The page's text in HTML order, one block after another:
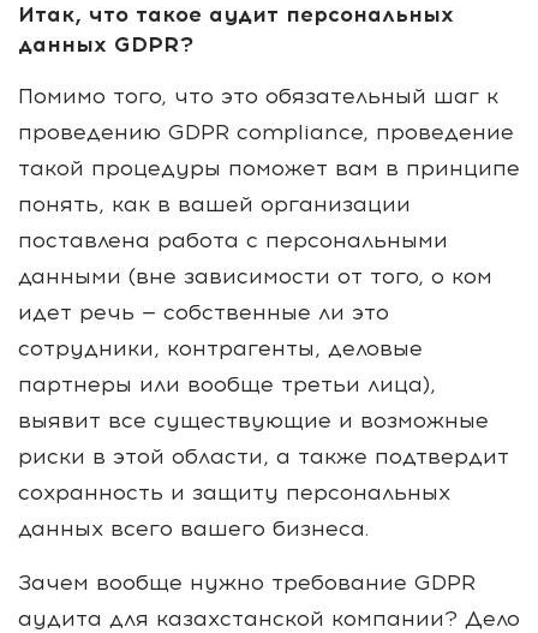
Итак, что такое аудит персональных
данных GDPR?
Помимо того, что это обязательный шаг к
проведению GDPR compliance, проведение
такой процедуры поможет вам в принципе
понять, как в вашей организации
поставлена работа с персональными
данными (вне зависимости от того, о ком
идет речь — собственные ли это
сотрудники, контрагенты, деловые
партнеры или вообще третьи лица),
выявит все существующие и возможные
риски в этой области, а также подтвердит
сохранность и защиту персональных
данных всего вашего бизнеса.
Зачем вообще нужно требование GDPR
аудита для казахстанской компании? Дело